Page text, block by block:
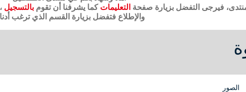
فيرجى التفضل بزيارة صفحة التعليمات كما يشرفنا أن تقوم بالتسجيل
والإطلاع فتفضل بزيارة القسم الذي ترغب
الصور